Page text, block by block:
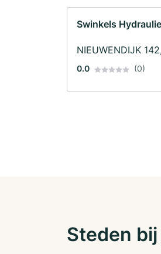
Swinkels
NIEUWENDIJK
0.0 (0)
Steden